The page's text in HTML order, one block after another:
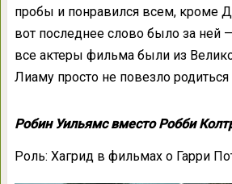
пробы и понравился всем, кроме
вот последнее слово было за ней
все актеры фильма были из
Лиаму просто не повезло
Робин Уильямс вместо Робби
Роль: Хагрид в фильмах о Гарри